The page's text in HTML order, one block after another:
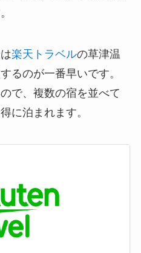
楽天トラベルの草津温
るのが一番早いです。
で、複数の宿を並べて
に泊まれます。